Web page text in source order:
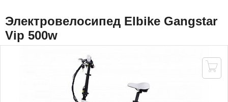
Электровелосипед Elbike Gangstar
Vip 500w
